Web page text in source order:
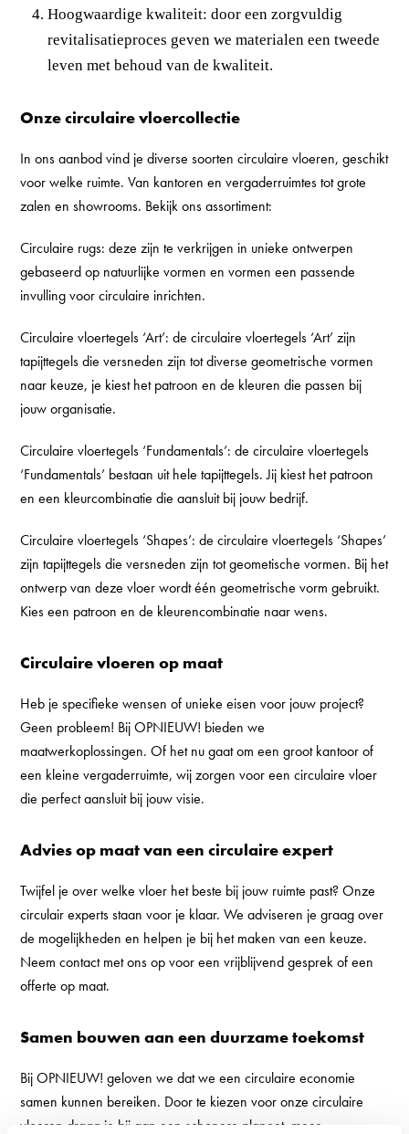
Hoogwaardige kwaliteit: door een zorgvuldig
revitalisatieproces geven we materialen een tweede
leven met behoud van de kwaliteit.
Onze circulaire vloercollectie
In ons aanbod vind je diverse soorten circulaire vloeren, geschikt
voor welke ruimte. Van kantoren en vergaderruimtes tot grote
zalen en showrooms. Bekijk ons assortiment:
Circulaire rugs: deze zijn te verkrijgen in unieke ontwerpen
gebaseerd op natuurlijke vormen en vormen een passende
invulling voor circulaire inrichten.
Circulaire vloertegels ‘Art’: de circulaire vloertegels ‘Art’ zijn
tapijttegels die versneden zijn tot diverse geometrische vormen
naar keuze, je kiest het patroon en de kleuren die passen bij
jouw organisatie.
Circulaire vloertegels ‘Fundamentals’: de circulaire vloertegels
‘Fundamentals’ bestaan uit hele tapijttegels. Jij kiest het patroon
en een kleurcombinatie die aansluit bij jouw bedrijf.
Circulaire vloertegels ‘Shapes’: de circulaire vloertegels ‘Shapes’
zijn tapijttegels die versneden zijn tot geometische vormen. Bij het
ontwerp van deze vloer wordt één geometrische vorm gebruikt.
Kies een patroon en de kleurencombinatie naar wens.
Circulaire vloeren op maat
Heb je specifieke wensen of unieke eisen voor jouw project?
Geen probleem! Bij OPNIEUW! bieden we
maatwerkoplossingen. Of het nu gaat om een groot kantoor of
een kleine vergaderruimte, wij zorgen voor een circulaire vloer
die perfect aansluit bij jouw visie.
Advies op maat van een circulaire expert
Twijfel je over welke vloer het beste bij jouw ruimte past? Onze
circulair experts staan voor je klaar. We adviseren je graag over
de mogelijkheden en helpen je bij het maken van een keuze.
Neemcontactmet ons op voor een vrijblijvend gesprek of een
offerte op maat.
Samen bouwen aan een duurzame toekomst
Bij OPNIEUW! geloven we dat we een circulaire economie
samen kunnen bereiken. Door te kiezen voor onze circulaire
vloeren draag je bij aan een schonere planeet, meer